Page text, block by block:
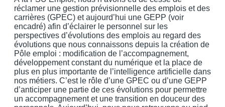
réclamer une gestion prévisionnelle des emplois et des
carrières (GPEC) et aujourd’hui une GEPP (voir
encadré) afin d’éclairer le personnel sur les
perspectives d’évolutions des emplois au regard des
évolutions que nous connaissons depuis la création de
Pôle emploi : modification de l’accompagnement,
développement constant du numérique et la place de
plus en plus importante de l’intelligence artificielle dans
nos métiers. C’est le rôle d’une GPEC ou d’une GEPP
d’anticiper une partie de ces évolutions pour permettre
un accompagnement et une transition en douceur des